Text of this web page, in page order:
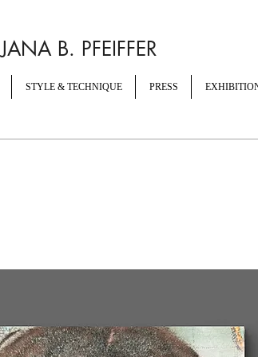
JANA B. PFEIFFER
STYLE & TECHNIQUE PRESS